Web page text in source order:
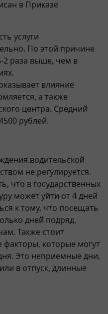
в Приказе
услуги
По этой причине
2 раза выше, чем в
влияние
а также
центра. Средний
рублей.
водительской
не регулируется.
что в государственных
может уйти от 4 дней
к тому, что посещать
дней подряд,
Также стоит
которые могут
Это неприемные дни,
в отпуск, длинные